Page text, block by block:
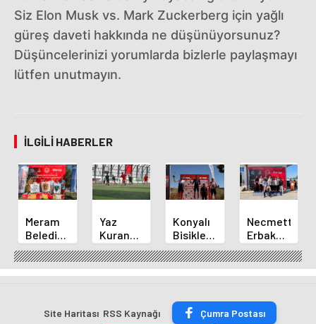
Siz Elon Musk vs. Mark Zuckerberg için yağlı
güreş daveti hakkında ne düşünüyorsunuz?
Düşüncelerinizi yorumlarda bizlerle paylaşmayı
lütfen unutmayın.
İLGILI HABERLER
Meram
Belediyespor
Okçuları
Türkiye
Şampiyonası'ndan
Yaz
Kuran
Kursu
Öğrencileri
Futbol
Konyalı
Bisikletçi
Ahmet
Can
Akpınar
Madalyayı
Aldı
Necmettin
Erbakan
Üniversitesi
Geleneksel
Okçulukta
Site Haritası RSS Kaynağı
Çumra Postası